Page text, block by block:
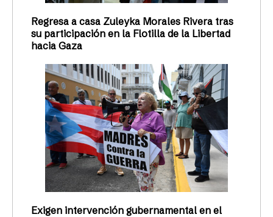
Regresa a casa Zuleyka Morales Rivera tras
su participación en la Flotilla de la Libertad
hacia Gaza
Exigen intervención gubernamental en el